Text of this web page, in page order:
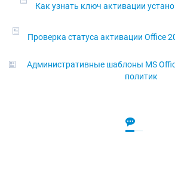
Как узнать ключ активации
Проверка статуса активации Office
Административные шаблоны MS
политик